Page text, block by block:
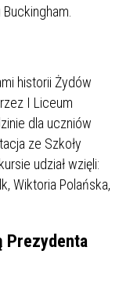
historii Żydów
I Liceum
dla uczniów
ze Szkoły
udział wzięli:
Wiktoria Polańska,
Prezydenta